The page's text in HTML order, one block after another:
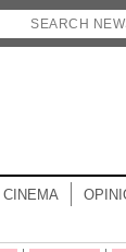
CINEMA